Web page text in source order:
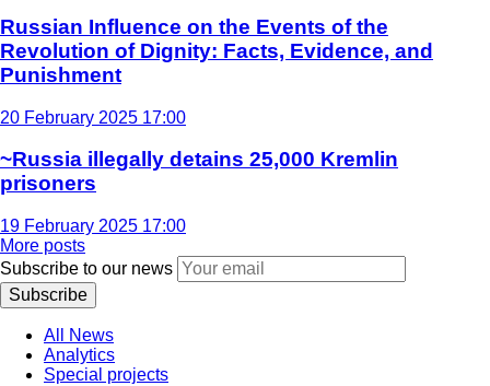
Russian Influence on the Events of the
Revolution of Dignity: Facts, Evidence, and
Punishment
20 February 2025 17:00
~Russia illegally detains 25,000 Kremlin
prisoners
19 February 2025 17:00
More posts
Subscribe to our news
Subscribe
All News
Analytics
Special projects